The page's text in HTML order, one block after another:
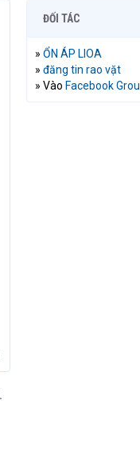
ĐỐI TÁC
» ỔN ÁP LIOA
» đăng tin rao vặt
» Vào Facebook